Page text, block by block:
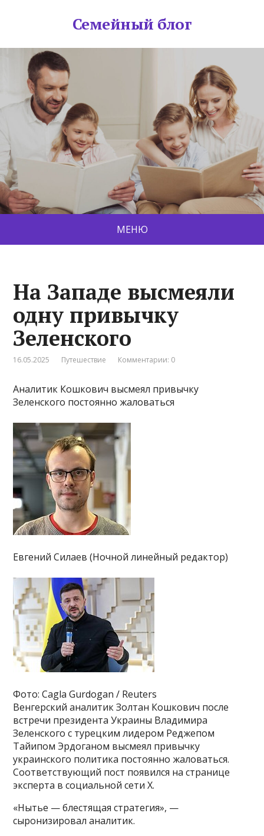
Семейный блог
МЕНЮ
На Западе высмеяли
одну привычку
Зеленского
16.05.2025 Путешествие Комментарии: 0
Аналитик Кошкович высмеял привычку
Зеленского постоянно жаловаться
Евгений Силаев (Ночной линейный редактор)
Фото: Cagla Gurdogan / Reuters
Венгерский аналитик Золтан Кошкович после
встречи президента Украины Владимира
Зеленского с турецким лидером Реджепом
Тайипом Эрдоганом высмеял привычку
украинского политика постоянно жаловаться.
Соответствующий пост появился на странице
эксперта в социальной сети X.
«Нытье — блестящая стратегия», —
сыронизировал аналитик.